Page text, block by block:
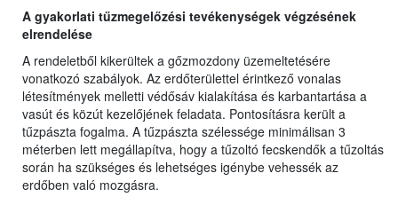
A gyakorlati tűzmegelőzési tevékenységek végzésének
elrendelése
A rendeletből kikerültek a gőzmozdony üzemeltetésére
vonatkozó szabályok. Az erdőterülettel érintkező vonalas
létesítmények melletti védősáv kialakítása és karbantartása a
vasút és közút kezelőjének feladata. Pontosításra került a
tűzpászta fogalma. A tűzpászta szélessége minimálisan 3
méterben lett megállapítva, hogy a tűzoltó fecskendők a tűzoltás
során ha szükséges és lehetséges igénybe vehessék az
erdőben való mozgásra.